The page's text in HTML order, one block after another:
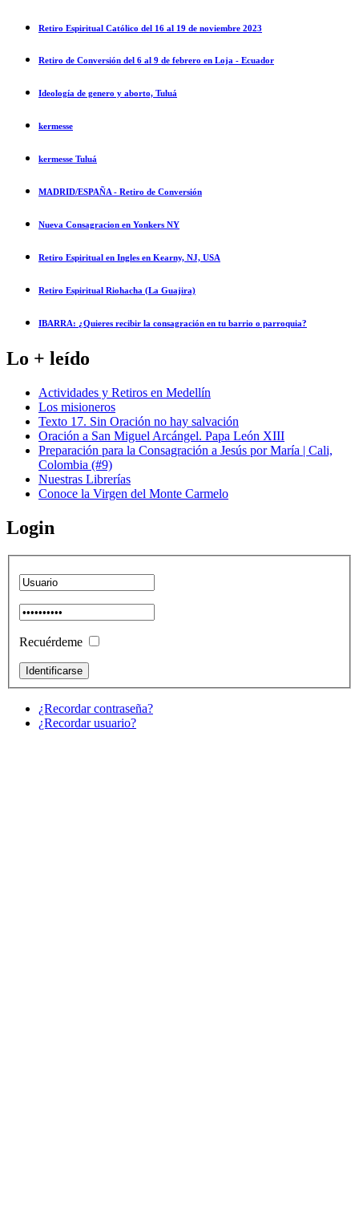
Retiro Espiritual Católico del 16 al 19 de noviembre 2023
Retiro de Conversión del 6 al 9 de febrero en Loja - Ecuador
Ideología de genero y aborto, Tuluá
kermesse
kermesse Tuluá
MADRID/ESPAÑA - Retiro de Conversión
Nueva Consagracion en Yonkers NY
Retiro Espiritual en Ingles en Kearny, NJ, USA
Retiro Espiritual Riohacha (La Guajira)
IBARRA: ¿Quieres recibir la consagración en tu barrio o parroquia?
Lo + leído
Actividades y Retiros en Medellín
Los misioneros
Texto 17. Sin Oración no hay salvación
Oración a San Miguel Arcángel. Papa León XIII
Preparación para la Consagración a Jesús por María | Cali,
Colombia (#9)
Nuestras Librerías
Conoce la Virgen del Monte Carmelo
Login
Recuérdeme
¿Recordar contraseña?
¿Recordar usuario?